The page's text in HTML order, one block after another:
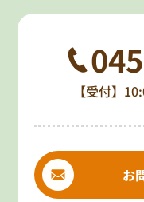
【受付】
お